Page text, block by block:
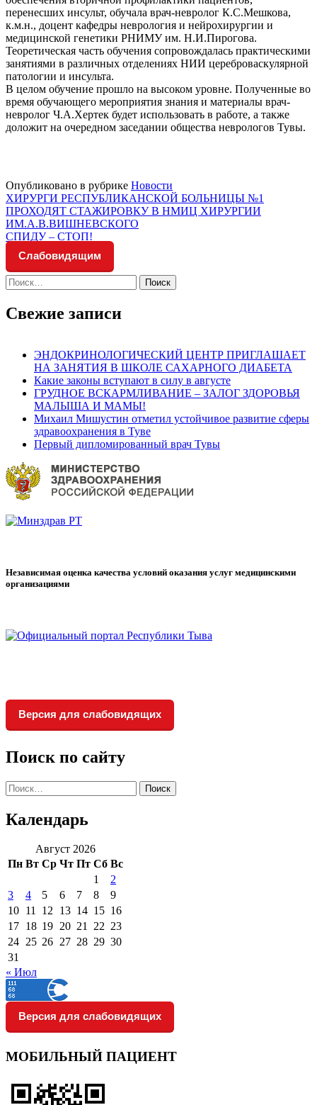
перенесших инсульт, обучала врач-невролог К.С.Мешкова,
к.м.н., доцент кафедры неврология и нейрохирургии и
медицинской генетики РНИМУ им. Н.И.Пирогова.
Теоретическая часть обучения сопровождалась практическими
занятиями в различных отделениях НИИ цереброваскулярной
патологии и инсульта.
В целом обучение прошло на высоком уровне. Полученные во
время обучающего мероприятия знания и материалы врач-
невролог Ч.А.Хертек будет использовать в работе, а также
доложит на очередном заседании общества неврологов Тувы.
Опубликовано в рубрике Новости
Навигация
по
записям
ХИРУРГИ РЕСПУБЛИКАНСКОЙ БОЛЬНИЦЫ №1
ПРОХОДЯТ СТАЖИРОВКУ В НМИЦ ХИРУРГИИ
ИМ.А.В.ВИШНЕВСКОГО
СПИДУ – СТОП!
Слабовидящим
Найти:
Свежие записи
ЭНДОКРИНОЛОГИЧЕСКИЙ ЦЕНТР ПРИГЛАШАЕТ
НА ЗАНЯТИЯ В ШКОЛЕ САХАРНОГО ДИАБЕТА
Какие законы вступают в силу в августе
ГРУДНОЕ ВСКАРМЛИВАНИЕ – ЗАЛОГ ЗДОРОВЬЯ
МАЛЫША И МАМЫ!
Михаил Мишустин отметил устойчивое развитие сферы
здравоохранения в Туве
Первый дипломированный врач Тувы
Независимая оценка качества условий оказания услуг медицинскими
организациями
Версия для слабовидящих
Поиск по сайту
Найти:
Календарь
Август 2026
Пн Вт Ср Чт Пт Сб Вс
1
2
3
4 5 6 7 8
9
10 11 12 13 14 15 16
17 18 19 20 21 22 23
24 25 26 27 28 29 30
31
« Июл
Версия для слабовидящих
МОБИЛЬНЫЙ ПАЦИЕНТ